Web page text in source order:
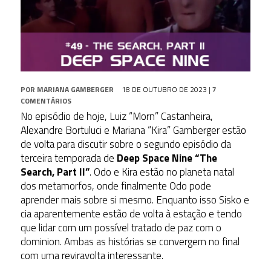
POR MARIANA GAMBERGER 18 DE OUTUBRO DE 2023 | 7
COMENTÁRIOS
No episódio de hoje, Luiz “Morn” Castanheira,
Alexandre Bortuluci e Mariana “Kira” Gamberger estão
de volta para discutir sobre o segundo episódio da
terceira temporada de Deep Space Nine “The
Search, Part II”. Odo e Kira estão no planeta natal
dos metamorfos, onde finalmente Odo pode
aprender mais sobre si mesmo. Enquanto isso Sisko e
cia aparentemente estão de volta à estação e tendo
que lidar com um possível tratado de paz com o
dominion. Ambas as histórias se convergem no final
com uma reviravolta interessante.